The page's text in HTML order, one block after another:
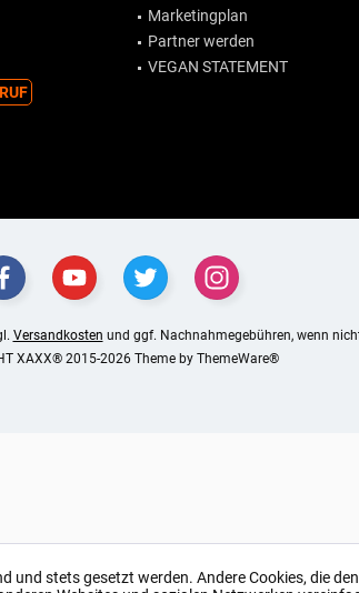
Marketingplan
Partner werden
VEGAN STATEMENT
Versandkosten und ggf. Nachnahmegebühren, wenn
XAXX® 2015-2026 Theme by ThemeWare®
und stets gesetzt werden. Andere Cookies, die